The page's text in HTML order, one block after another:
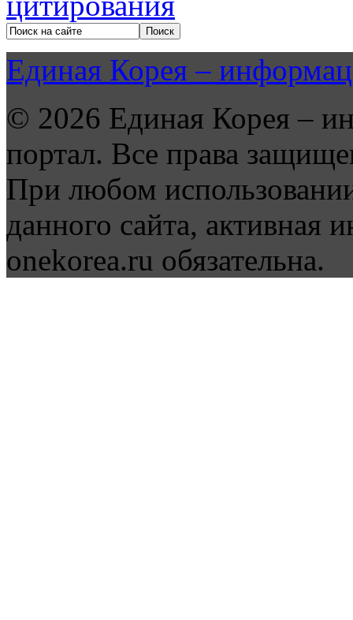
Единая Корея –
© 2026 Единая Корея –
портал. Все права
При любом
данного сайта, активная
onekorea.ru обязательна.